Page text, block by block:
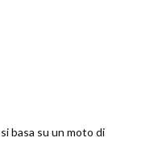
basa su un moto di